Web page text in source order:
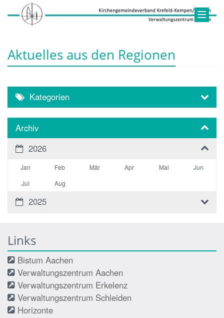
Aktuelles aus den Regionen
Kategorien
Archiv
2026
Jan Feb Mär Apr Mai
Jun
Jul
Aug
2025
Links
Bistum Aachen
Verwaltungszentrum Aachen
Verwaltungszentrum Erkelenz
Verwaltungszentrum Schleiden
Horizonte